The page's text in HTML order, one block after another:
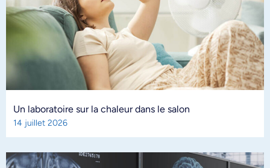
Un laboratoire sur la chaleur dans le salon
14 juillet 2026